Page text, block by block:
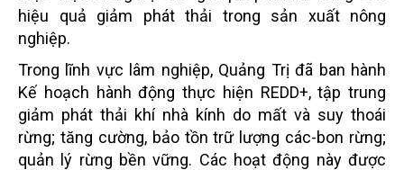
hiệu quả giảm phát thải trong sản xuất nông
nghiệp.
Trong lĩnh vực lâm nghiệp, Quảng Trị đã ban hành
Kế hoạch hành động thực hiện REDD+, tập trung
giảm phát thải khí nhà kính do mất và suy thoái
rừng; tăng cường, bảo tồn trữ lượng các-bon rừng;
quản lý rừng bền vững. Các hoạt động này được